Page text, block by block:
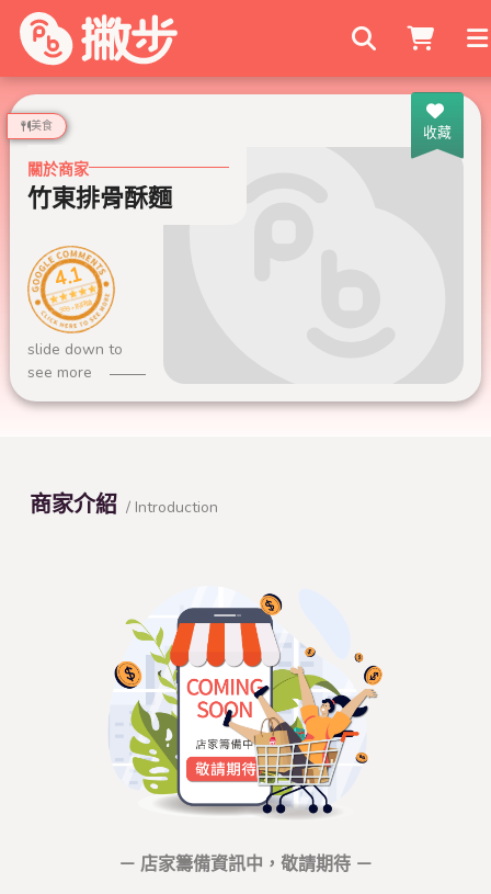
搜尋商家
收藏
美食
關於商家
竹東排骨酥麵
4.1
999+ 則評論
slide down to
see more
商家介紹 / Introduction
－ 店家籌備資訊中，敬請期待 －